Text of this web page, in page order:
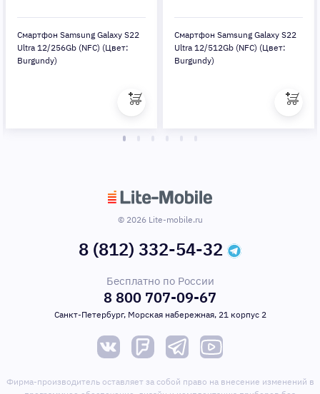
Смартфон Samsung Galaxy S22
Ultra 12/256Gb (NFC) (Цвет:
Burgundy)
Смартфон Samsung Galaxy S22
Ultra 12/512Gb (NFC) (Цвет:
Burgundy)
© 2026 Lite-mobile.ru
8 (812) 332-54-32
Бесплатно по России
8 800 707-09-67
Санкт-Петербург, Морская набережная, 21 корпус 2
Фирма-производитель оставляет за собой право на внесение изменений в